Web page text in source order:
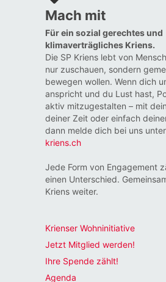
Mach mit
Für ein sozial gerechtes und
klimaverträgliches Kriens.
Die SP Kriens lebt von
nur zuschauen, sondern
bewegen wollen. Wenn dich
anspricht und du Lust hast,
aktiv mitzugestalten – mit
deiner Zeit oder einfach
dann melde dich bei uns unter
kriens.ch
Jede Form von Engagement
einen Unterschied.
Kriens weiter.
Krienser Wohninitiative
Jetzt Mitglied werden!
Ihre Spende zählt!
Agenda